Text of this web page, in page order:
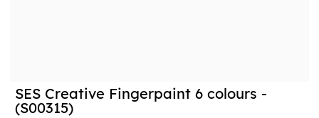
SES Creative Fingerpaint 6 colours -
(S00315)